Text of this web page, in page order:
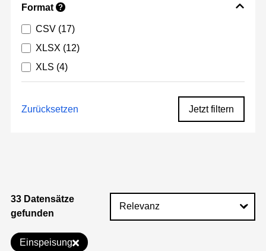
Format ?
CSV (17)
XLSX (12)
XLS (4)
Zurücksetzen Jetzt filtern
33 Datensätze
gefunden
Einspeisung